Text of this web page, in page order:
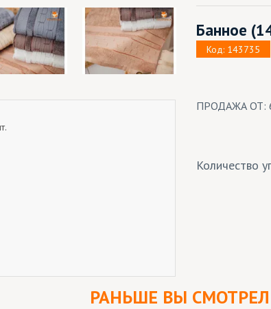
Банное
Код: 143735
ПРОДАЖА ОТ:
Количество
РАНЬШЕ ВЫ